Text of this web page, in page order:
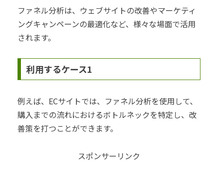
ファネル分析は、ウェブサイトの改善やマーケティ
ングキャンペーンの最適化など、様々な場面で活用
されます。
利用するケース1
例えば、ECサイトでは、ファネル分析を使用して、
購入までの流れにおけるボトルネックを特定し、改
善策を打つことができます。
スポンサーリンク